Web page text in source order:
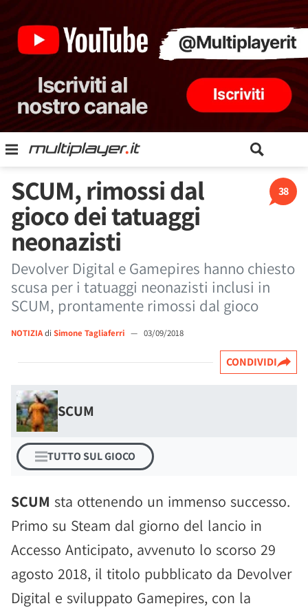
38
SCUM, rimossi dal
gioco dei tatuaggi
neonazisti
Devolver Digital e Gamepires hanno chiesto
scusa per i tatuaggi neonazisti inclusi in
SCUM, prontamente rimossi dal gioco
NOTIZIAdi Simone Tagliaferri — 03/09/2018
CONDIVIDI
SCUM
TUTTO SUL GIOCO
SCUM sta ottenendo un immenso successo.
Primo su Steam dal giorno del lancio in
Accesso Anticipato, avvenuto lo scorso 29
agosto 2018, il titolo pubblicato da Devolver
Digital e sviluppato Gamepires, con la